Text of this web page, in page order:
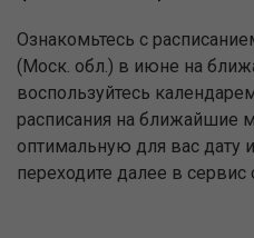
Ознакомьтесь с
(Моск. обл.) в июне на
воспользуйтесь
расписания на ближайшие
оптимальную для вас дату
переходите далее в